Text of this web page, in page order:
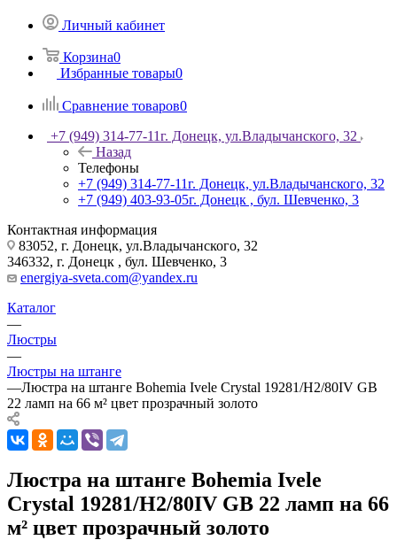
Личный кабинет
Корзина0
Избранные товары0
Сравнение товаров0
+7 (949) 314-77-11г. Донецк, ул.Владычанского, 32
Назад
Телефоны
+7 (949) 314-77-11г. Донецк, ул.Владычанского, 32
+7 (949) 403-93-05г. Донецк , бул. Шевченко, 3
Контактная информация
83052, г. Донецк, ул.Владычанского, 32
346332, г. Донецк , бул. Шевченко, 3
energiya-sveta.com@yandex.ru
Каталог
—
Люстры
—
Люстры на штанге
—Люстра на штанге Bohemia Ivele Crystal 19281/H2/80IV GB
22 ламп на 66 м² цвет прозрачный золото
Люстра на штанге Bohemia Ivele
Crystal 19281/H2/80IV GB 22 ламп на 66
м² цвет прозрачный золото